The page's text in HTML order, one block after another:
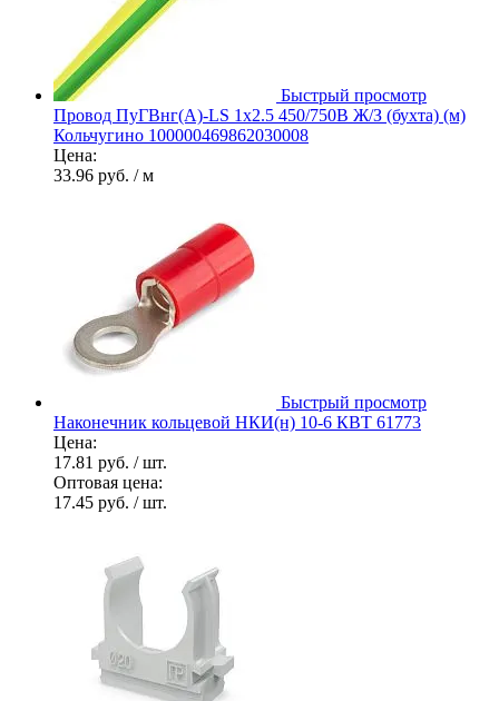
Быстрый просмотр
Провод ПуГВнг(А)-LS 1х2.5 450/750В Ж/З (бухта) (м)
Кольчугино 100000469862030008
Цена:
33.96 руб. / м
Быстрый просмотр
Наконечник кольцевой НКИ(н) 10-6 КВТ 61773
Цена:
17.81 руб. / шт.
Оптовая цена:
17.45 руб. / шт.